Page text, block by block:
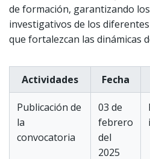
de formación, garantizando
investigativos de los
que fortalezcan las dinámicas
Actividades Fecha
Publicación de
la
convocatoria
03 de
febrero
del
2025